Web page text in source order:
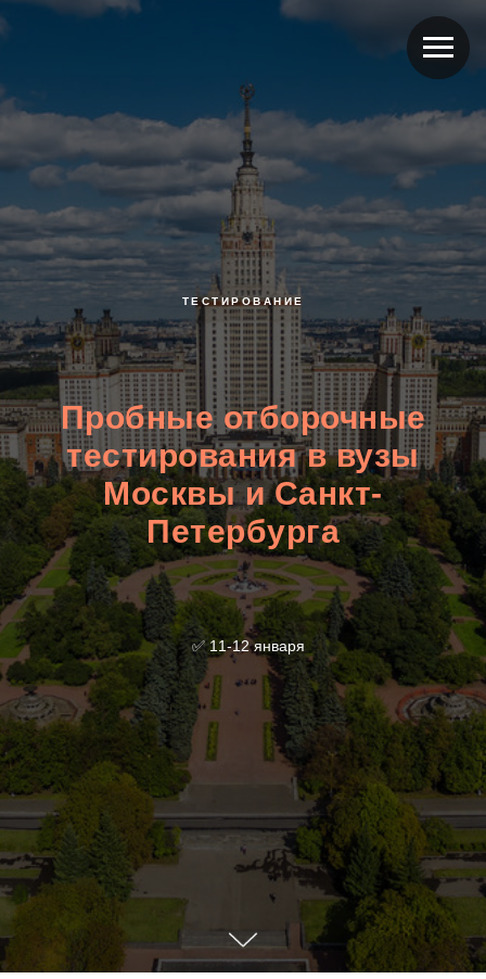
ТЕСТИРОВАНИЕ
Пробные отборочные
тестирования в вузы
Москвы и Санкт-
Петербурга
⠀✅ 11-12 января